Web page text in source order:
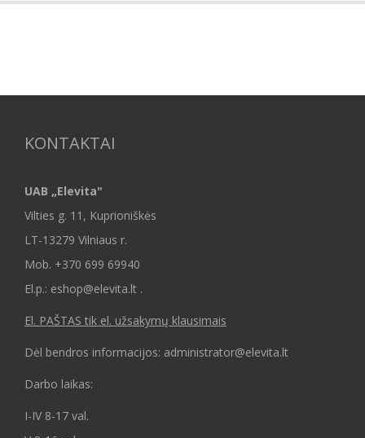
KONTAKTAI
UAB „Elevita"
Vilties g. 11, Kuprioniškės
LT-13279 Vilniaus r.
Mob. +370 699 69940
El.p.: eshop@elevita.lt .
El. PAŠTAS tik el. užsakymų klausimais
Dėl bendros informacijos: administrator@elevita.lt
Darbo laikas:
I-IV 8-17 val.